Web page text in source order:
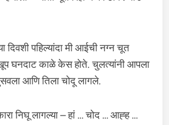
पहिल्यांदा मी आईची नग्न चूत
खूप घनदाट काळे केस होते. चुलत्यांनी आपला
आणि तिला चोदू लागले.
निघू लागल्या – हां … चोद … आह्ह …